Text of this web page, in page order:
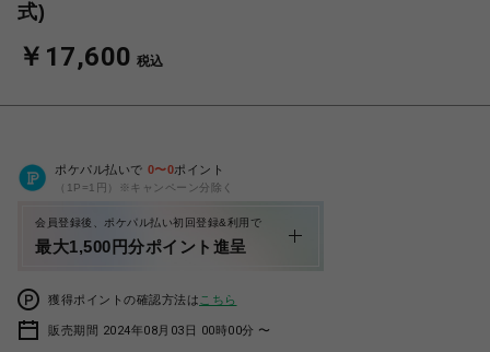
式)
￥17,600 税込
ポケパル払いで 0〜0ポイント
（1P=1円）※キャンペーン分除く
会員登録後、ポケパル払い初回登録&利用で
最大1,500円分ポイント進呈
獲得ポイントの確認方法は こちら
販売期間 2024年08月03日 00時00分 〜